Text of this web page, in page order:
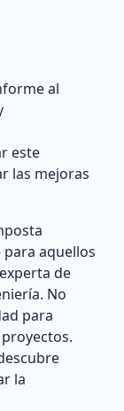
al
este
las mejoras
aquellos
de
No
para
la